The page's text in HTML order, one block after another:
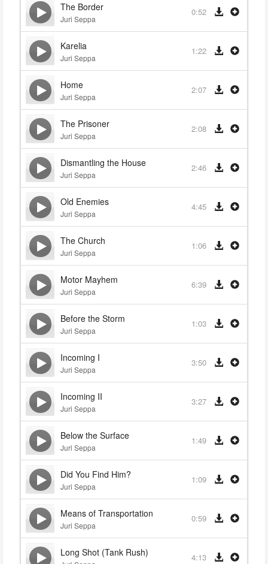
The Border
Juri Seppa
0:52
Karelia
Juri Seppa
1:22
Home
Juri Seppa
2:07
The Prisoner
Juri Seppa
2:08
Dismantling the House
Juri Seppa
2:46
Old Enemies
Juri Seppa
4:45
The Church
Juri Seppa
1:06
Motor Mayhem
Juri Seppa
6:39
Before the Storm
Juri Seppa
1:03
Incoming I
Juri Seppa
3:50
Incoming II
Juri Seppa
3:27
Below the Surface
Juri Seppa
1:49
Did You Find Him?
Juri Seppa
1:09
Means of Transportation
Juri Seppa
0:59
Long Shot (Tank Rush) 4:13